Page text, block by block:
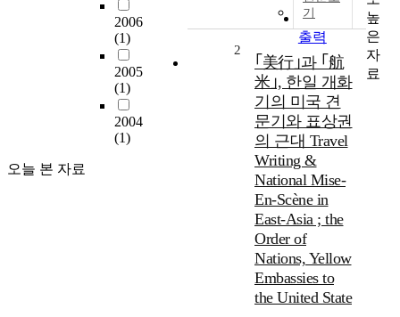
2006
(1)
2005
(1)
2004
(1)
오늘 본 자료
100개씩
출력
기
2
｢美行｣과 ｢航
米｣, 한일 개화
기의 미국 견
문기와 표상권
의 근대 Travel
Writing &
National Mise-
En-Scène in
East-Asia ; the
Order of
Nations, Yellow
Embassies to
the United State
높
은
자
료